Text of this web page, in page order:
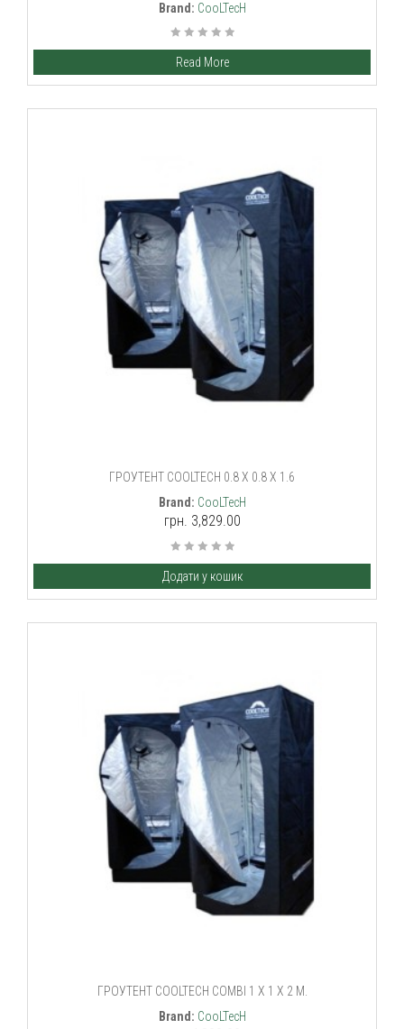
Brand: CooLTecH
Read More
ГРОУТЕНТ COOLTECH 0.8 X 0.8 X 1.6
Brand: CooLTecH
грн. 3,829.00
Додати у кошик
ГРОУТЕНТ COOLTECH COMBI 1 X 1 X 2 M.
Brand: CooLTecH